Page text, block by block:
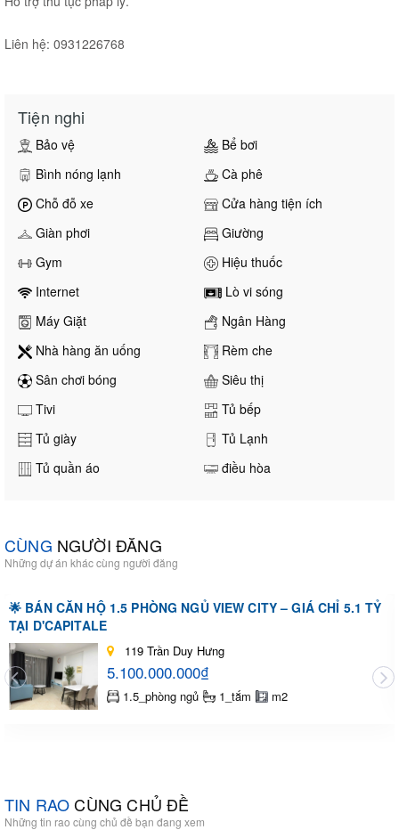
Liên hệ: 0931226768
Tiện nghi
Bảo vệ
Bể bơi
Bình nóng lạnh
Cà phê
Chỗ đỗ xe
Cửa hàng tiện ích
Giàn phơi
Giường
Gym
Hiệu thuốc
Internet
Lò vi sóng
Máy Giặt
Ngân Hàng
Nhà hàng ăn uống
Rèm che
Sân chơi bóng
Siêu thị
Tivi
Tủ bếp
Tủ giày
Tủ Lạnh
Tủ quần áo
điều hòa
CÙNG NGƯỜI ĐĂNG
Những dự án khác cùng người đăng
🌟 BÁN CĂN HỘ 1.5 PHÒNG NGỦ VIEW CITY – GIÁ CHỈ 5.1 TỶ
TẠI D'CAPITALE
119 Trần Duy Hưng
5.100.000.000₫
1.5_phòng ngủ 1_tắm m2
TIN RAOCÙNG CHỦ ĐỀ
Những tin rao cùng chủ đề bạn đang xem